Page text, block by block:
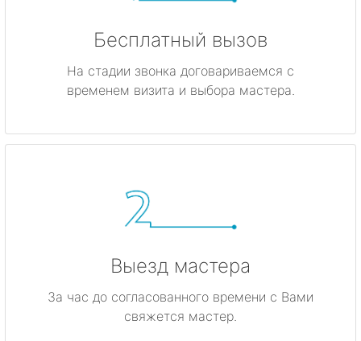
Бесплатный вызов
На стадии звонка договариваемся с
временем визита и выбора мастера.
Выезд мастера
За час до согласованного времени с Вами
свяжется мастер.